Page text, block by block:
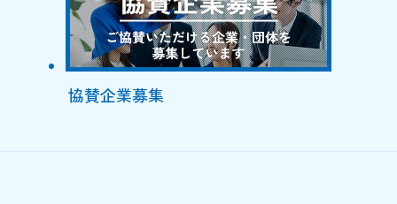
協賛企業募集